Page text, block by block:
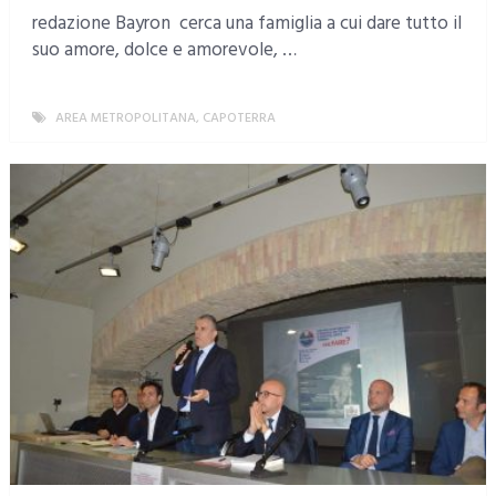
redazione Bayron cerca una famiglia a cui dare tutto il
suo amore, dolce e amorevole, …
AREA METROPOLITANA, CAPOTERRA